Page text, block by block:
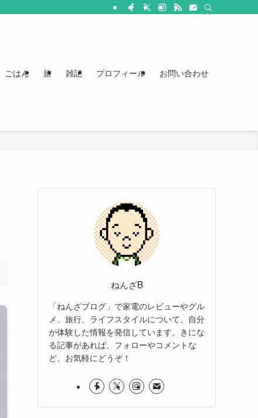
ごはん 旅 雑記 プロフィール お問い合わせ
ねんざB
「ねんざブログ」で家電のレビューやグル
メ、旅行、ライフスタイルについて、自分
が体験した情報を発信しています。きにな
る記事があれば、フォローやコメントな
ど、お気軽にどうぞ！